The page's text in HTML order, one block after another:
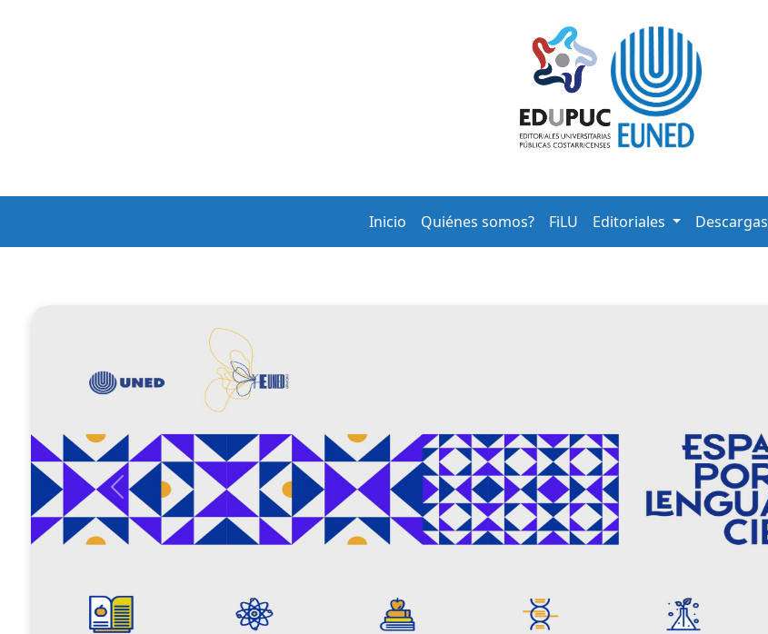
Inicio Quiénes somos? FiLU Editoriales Descargas
Anterior